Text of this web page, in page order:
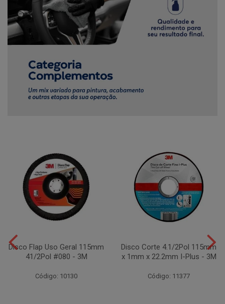
Disco Flap Uso Geral 115mm
41/2Pol #080 - 3M
Código: 10130
Disco Corte 4.1/2Pol 115mm
x 1mm x 22.2mm I-Plus - 3M
Código: 11377